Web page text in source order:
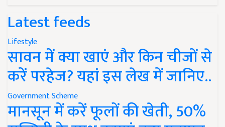
Latest feeds
Lifestyle
सावन में क्या खाएं और किन चीजों से
करें परहेज? यहां इस लेख में जानिए..
Government Scheme
मानसून में करें फूलों की खेती, 50%